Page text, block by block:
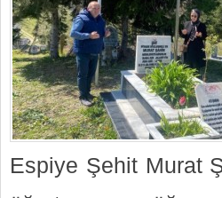
Espiye Şehit Murat